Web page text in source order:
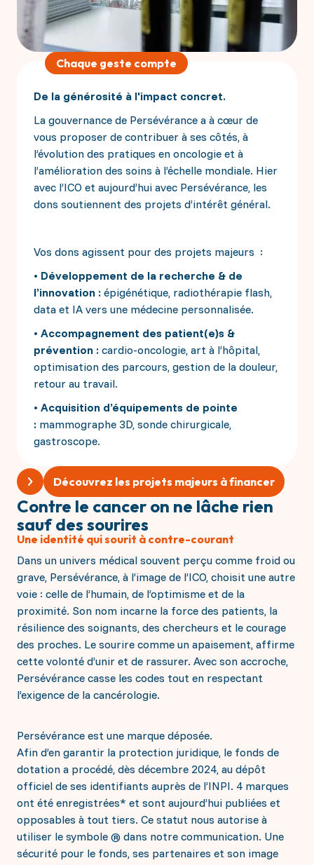
Chaque geste compte
De la générosité à l'impact concret.
La gouvernance de Persévérance a à cœur de
vous proposer de contribuer à ses côtés, à
l’évolution des pratiques en oncologie et à
l’amélioration des soins à l’échelle mondiale. Hier
avec l’ICO et aujourd’hui avec Persévérance, les
dons soutiennent des projets d’intérêt général.
Vos dons agissent pour des projets majeurs :
• Développement de la recherche & de
l’innovation : épigénétique, radiothérapie flash,
data et IA vers une médecine personnalisée.
• Accompagnement des patient(e)s &
prévention : cardio-oncologie, art à l’hôpital,
optimisation des parcours, gestion de la douleur,
retour au travail.
• Acquisition d’équipements de pointe
: mammographe 3D, sonde chirurgicale,
gastroscope.
Découvrez les projets majeurs à financer
Contre le cancer on ne lâche rien
sauf des sourires
Une identité qui sourit à contre-courant
Dans un univers médical souvent perçu comme froid ou
grave, Persévérance, à l’image de l’ICO, choisit une autre
voie : celle de l’humain, de l’optimisme et de la
proximité. Son nom incarne la force des patients, la
résilience des soignants, des chercheurs et le courage
des proches. Le sourire comme un apaisement, affirme
cette volonté d’unir et de rassurer. Avec son accroche,
Persévérance casse les codes tout en respectant
l’exigence de la cancérologie.
Persévérance est une marque déposée.
Afin d’en garantir la protection juridique, le fonds de
dotation a procédé, dès décembre 2024, au dépôt
officiel de ses identifiants auprès de l’INPI. 4 marques
ont été enregistrées* et sont aujourd’hui publiées et
opposables à tout tiers. Ce statut nous autorise à
utiliser le symbole ® dans notre communication. Une
sécurité pour le fonds, ses partenaires et son image